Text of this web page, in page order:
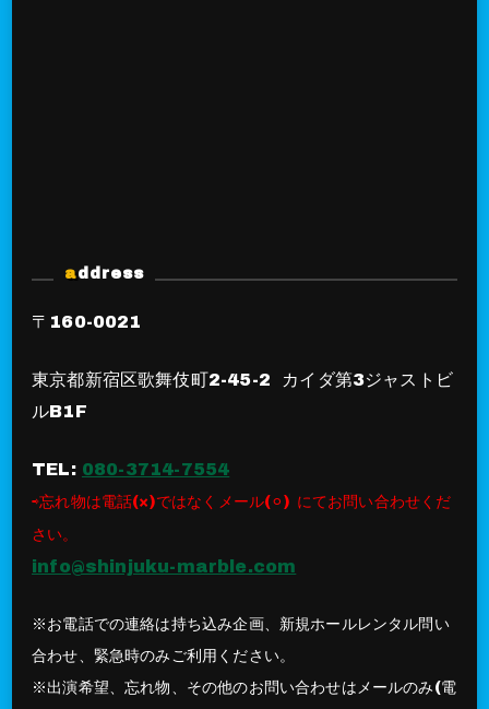
address
〒160-0021
東京都新宿区歌舞伎町2-45-2 カイダ第3ジャストビ
ルB1F
TEL: 080-3714-7554
⇨忘れ物は電話(×)ではなくメール(⚪︎) にてお問い合わせくだ
さい。
info@shinjuku-marble.com
※お電話での連絡は持ち込み企画、新規ホールレンタル問い
合わせ、緊急時のみご利用ください。
※出演希望、忘れ物、その他のお問い合わせはメールのみ(電